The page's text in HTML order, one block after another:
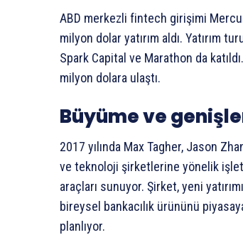
ABD merkezli fintech girişimi
milyon dolar yatırım aldı. Yatırım
Spark Capital ve Marathon da
milyon dolara ulaştı.
Büyüme ve
2017 yılında Max Tagher, Jason
ve teknoloji şirketlerine yönelik
araçları sunuyor. Şirket, yeni
bireysel bankacılık ürününü
planlıyor.